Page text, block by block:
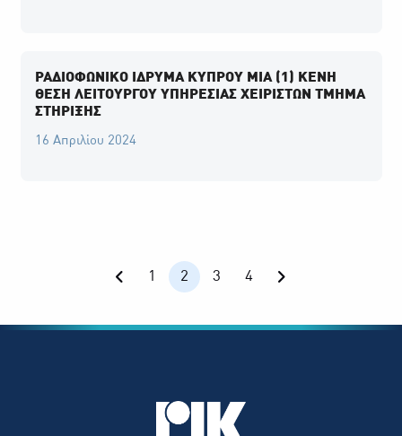
ΡΑΔΙΟΦΩΝΙΚΟ ΙΔΡΥΜΑ ΚΥΠΡΟΥ ΜΙΑ (1) ΚΕΝΗ
ΘΕΣΗ ΛΕΙΤΟΥΡΓΟΥ ΥΠΗΡΕΣΙΑΣ ΧΕΙΡΙΣΤΩΝ ΤΜΗΜΑ
ΣΤΗΡΙΞΗΣ
16 Απριλίου 2024
Previous page
1 2 3 4
Next page